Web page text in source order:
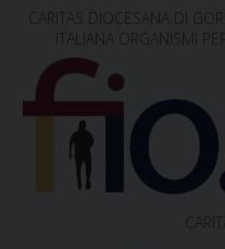
CARITAS DIOCESANA DI
ITALIANA ORGANISMI